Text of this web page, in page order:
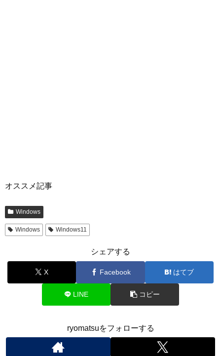
オススメ記事
Windows
Windows Windows11
シェアする
X Facebook はてブ
LINE コピー
ryomatsuをフォローする